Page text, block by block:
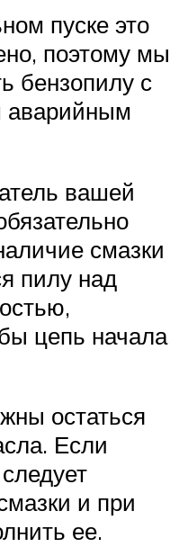
пуске это
поэтому мы
бензопилу с
аварийным
вашей
смазки
пилу над
цепь начала
остаться
Если
и при
ее.